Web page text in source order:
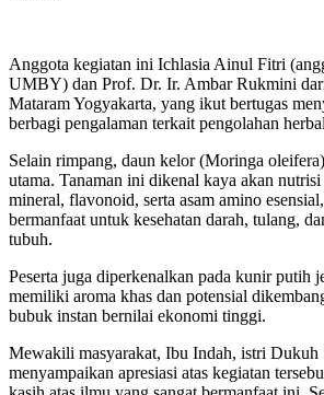
Anggota kegiatan ini Ichlasia Ainul Fitri
UMBY) dan Prof. Dr. Ir. Ambar Rukmini
Mataram Yogyakarta, yang ikut bertugas
berbagi pengalaman terkait pengolahan
Selain rimpang, daun kelor (Moringa
utama. Tanaman ini dikenal kaya akan
mineral, flavonoid, serta asam amino
bermanfaat untuk kesehatan darah, tulang,
tubuh.
Peserta juga diperkenalkan pada kunir putih
memiliki aroma khas dan potensial
bubuk instan bernilai ekonomi tinggi.
Mewakili masyarakat, Ibu Indah, istri Dukuh
menyampaikan apresiasi atas kegiatan